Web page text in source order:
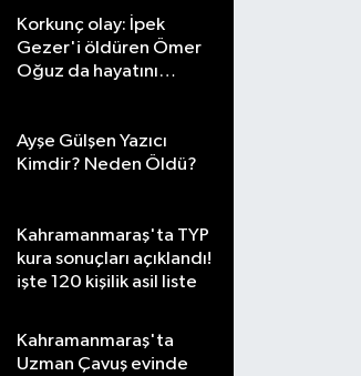
Korkunç olay: İpek
Gezer'i öldüren Ömer
Oğuz da hayatını
Ayşe Gülşen Yazıcı
Kimdir? Neden Öldü?
Kahramanmaraş'ta TYP
kura sonuçları açıklandı!
işte 120 kişilik asil liste
Kahramanmaraş'ta
Uzman Çavuş evinde